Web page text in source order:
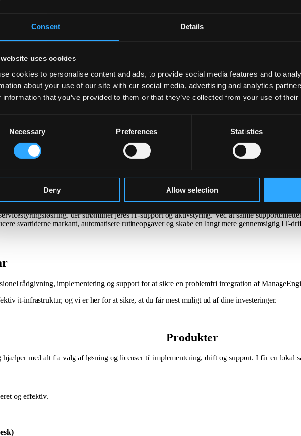
Consent Details
uses cookies
cookies to personalise content and ads, to provide social media features and to
about your use of our site with our social media, advertising and analytics
information that you’ve provided to them or that they’ve collected from your use of
Necessary Preferences Statistics
Deny Allow selection
De mest populære ManageEngine produkter
der samler netværks- og serverydeevne, cloud-overvågning og streaming-telemetri i ét
og sikkerhed af endpoints. Styr, patch og beskyt Windows, Mac, Linux og mobile enheder
uden besvær. ADManager Plus fjerner det manuelle besvær fra jeres daglige AD-drift.
fra ét samlet dashboard. Med automatiserede workflows, smarte skabeloner og sikker
der strømliner jeres IT-support og aktivstyring. Ved at samle
svartiderne markant, automatisere rutineopgaver og skabe en langt mere gennemsigtig IT-
rådgivning, implementering og support for at sikre en problemfri integration af
it-infrastruktur, og vi er her for at sikre, at du får mest muligt ud af dine investeringer.
Produkter
med alt fra valg af løsning og licenser til implementering, drift og support. I får en lokal
og effektiv.